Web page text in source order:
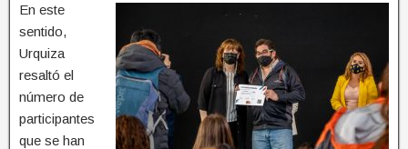
En este
sentido,
Urquiza
resaltó el
número de
participantes
que se han